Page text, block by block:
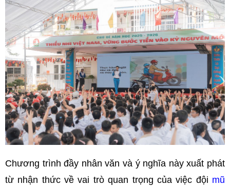
Chương trình đầy nhân văn và ý nghĩa này xuất phát
từ nhận thức về vai trò quan trọng của việc đội mũ